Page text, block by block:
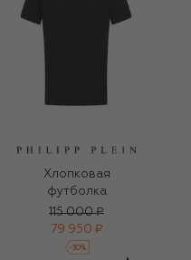
Хлопковая
футболка
115 000 ₽
79 950 ₽
-30%